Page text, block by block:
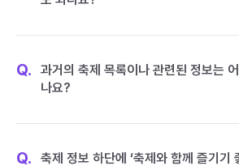
Q.
과거의 축제 목록이나 관련된 정보는
나요?
Q.
축제 정보 하단에 ‘축제와 함께 즐기기